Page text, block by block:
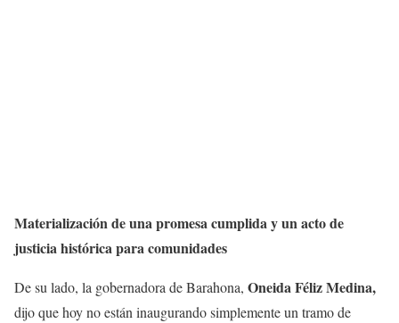
Materialización de una promesa cumplida y un acto de
justicia histórica para comunidades
De su lado, la gobernadora de Barahona, Oneida Féliz Medina,
dijo que hoy no están inaugurando simplemente un tramo de